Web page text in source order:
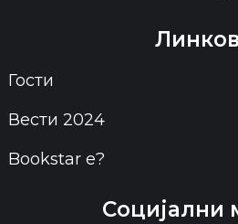
Гости
Вести 2024
Bookstar е?
Социјални